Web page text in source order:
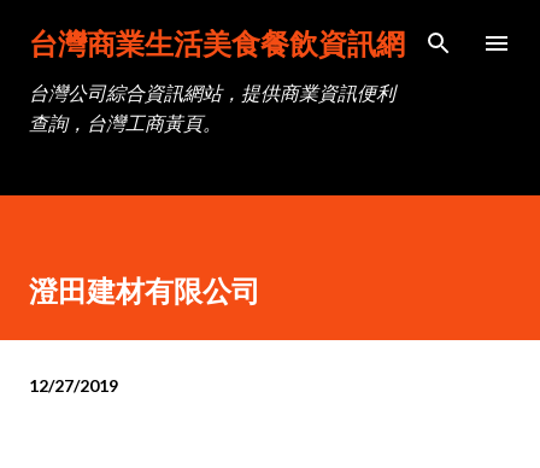
跳到主要內容
台灣商業生活美食餐飲資訊網
台灣公司綜合資訊網站，提供商業資訊便利
查詢，台灣工商黃頁。
澄田建材有限公司
12/27/2019